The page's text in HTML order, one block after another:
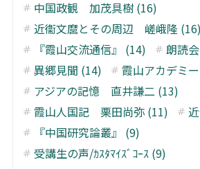
中国政観 加茂具樹 (16)
近衞文麿とその周辺 嵯峨隆 (16)
『霞山交流通信』 (14)
朗読
異郷見聞 (14)
霞山アカデミ
アジアの記憶 直井謙二 (13)
霞山人国記 栗田尚弥 (11)
『中国研究論叢』 (9)
受講生の声/ｶｽﾀﾏｲｽﾞｺｰｽ (9)